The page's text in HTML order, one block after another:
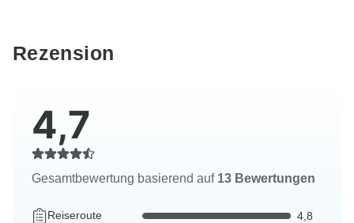
Rezension
4,7
Gesamtbewertung basierend auf 13 Bewertungen
Reiseroute 4,8